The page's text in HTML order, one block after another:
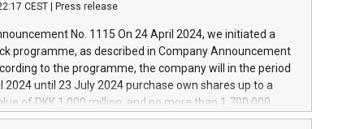
develop innovative technologies and architectures in
digitalisation and vehicle connectivity aimed at
safety, driving comfort and productivity. The
which will have a 5-year amortising profile, will
Group in Italy by the end of 2025. Iveco Group N.V.
the home of unique people and brands that power your
CEST Press release
No. 1115 On 24 April 2024, we initiated a
programme, as described in Company Announcement
to the programme, the company will in the period
2024 until 23 July 2024 purchase own shares up to a
of DKK 1,000 million, and no more than 1,700,000
to 0.79% of the share capital at